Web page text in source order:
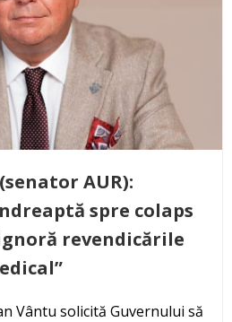
AUR):
spre colaps
revendicările
Vântu solicită Guvernului să